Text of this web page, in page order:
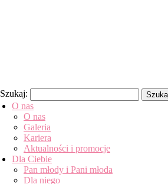
Szukaj:
O nas
O nas
Galeria
Kariera
Aktualności i promocje
Dla Ciebie
Pan młody i Pani młoda
Dla niego